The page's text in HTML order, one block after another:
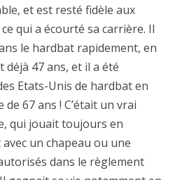
et est resté fidèle aux
qui a écourté sa carrière. Il
le hardbat rapidement, en
déjà 47 ans, et il a été
Etats-Unis de hardbat en
de 67 ans ! C’était un vrai
qui jouait toujours en
un chapeau ou une
dans le règlement